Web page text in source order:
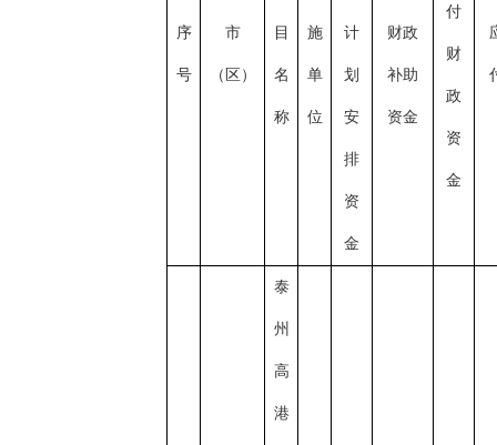
序
号
市
（区）
目
名
称
施
单
位
计
划
安
排
资
金
财政
补助
资金
付
财
政
资
金
泰
州
高
港